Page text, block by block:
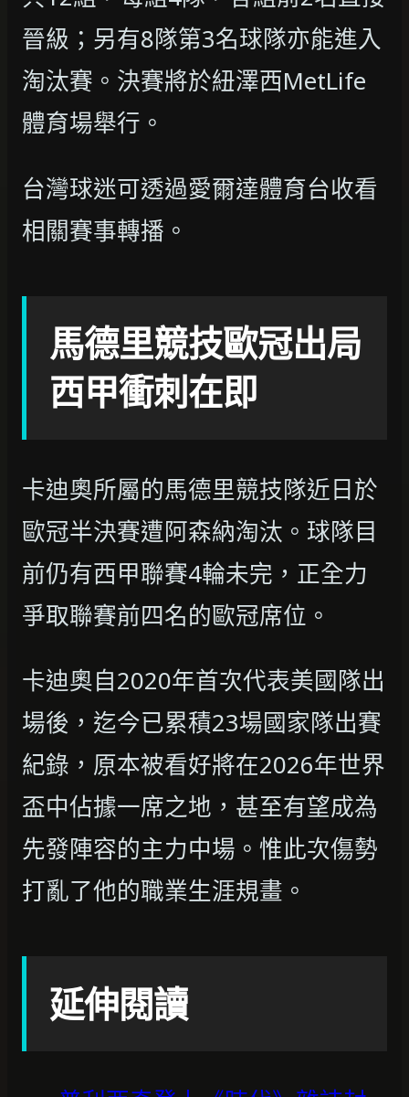
晉級；另有8隊第3名球隊亦能進入
淘汰賽。決賽將於紐澤西MetLife
體育場舉行。
台灣球迷可透過愛爾達體育台收看
相關賽事轉播。
馬德里競技歐冠出局
西甲衝刺在即
卡迪奧所屬的馬德里競技隊近日於
歐冠半決賽遭阿森納淘汰。球隊目
前仍有西甲聯賽4輪未完，正全力
爭取聯賽前四名的歐冠席位。
卡迪奧自2020年首次代表美國隊出
場後，迄今已累積23場國家隊出賽
紀錄，原本被看好將在2026年世界
盃中佔據一席之地，甚至有望成為
先發陣容的主力中場。惟此次傷勢
打亂了他的職業生涯規畫。
延伸閱讀